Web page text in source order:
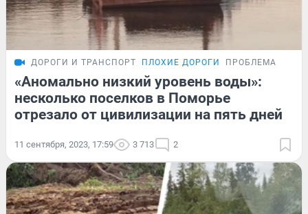
ДОРОГИ И ТРАНСПОРТ ПЛОХИЕ ДОРОГИ ПРОБЛЕМА
«Аномально низкий уровень воды»:
несколько поселков в Поморье
отрезало от цивилизации на пять дней
11 сентября, 2023, 17:59 3 713 2